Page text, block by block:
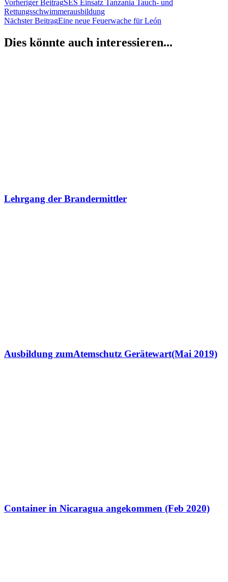
Vorheriger BeitragSES Einsatz Tanzania Tauch- und
Rettungsschwimmerausbildung
Nächster BeitragEine neue Feuerwache für León
Dies könnte auch interessieren...
Lehrgang der Brandermittler
Ausbildung zumAtemschutz Gerätewart(Mai 2019)
Container in Nicaragua angekommen (Feb 2020)